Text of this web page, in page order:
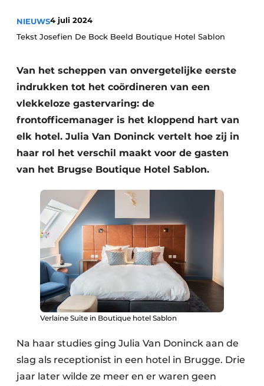
NIEUWS4 juli 2024
Tekst Josefien De Bock Beeld Boutique Hotel Sablon
Van het scheppen van onvergetelijke eerste
indrukken tot het coördineren van een
vlekkeloze gastervaring: de
frontofficemanager is het kloppend hart van
elk hotel. Julia Van Doninck vertelt hoe zij in
haar rol het verschil maakt voor de gasten
van het Brugse Boutique Hotel Sablon.
Verlaine Suite in Boutique hotel Sablon
Na haar studies ging Julia Van Doninck aan de
slag als receptionist in een hotel in Brugge. Drie
jaar later wilde ze meer en er waren geen